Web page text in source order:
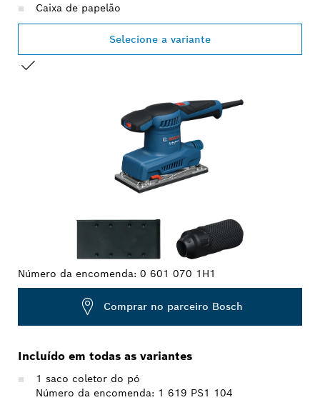
Caixa de papelão
Selecione a variante
Número da encomenda: 0 601 070 1H1
Comprar no parceiro Bosch
Incluído em todas as variantes
1 saco coletor do pó
Número da encomenda: 1 619 PS1 104